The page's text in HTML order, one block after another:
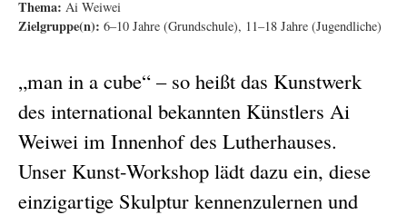
Thema: Ai Weiwei
Zielgruppe(n): 6–10 Jahre (Grundschule), 11–18 Jahre (Jugendliche)
„man in a cube“ – so heißt das Kunstwerk
des international bekannten Künstlers Ai
Weiwei im Innenhof des Lutherhauses.
Unser Kunst-Workshop lädt dazu ein, diese
einzigartige Skulptur kennenzulernen und